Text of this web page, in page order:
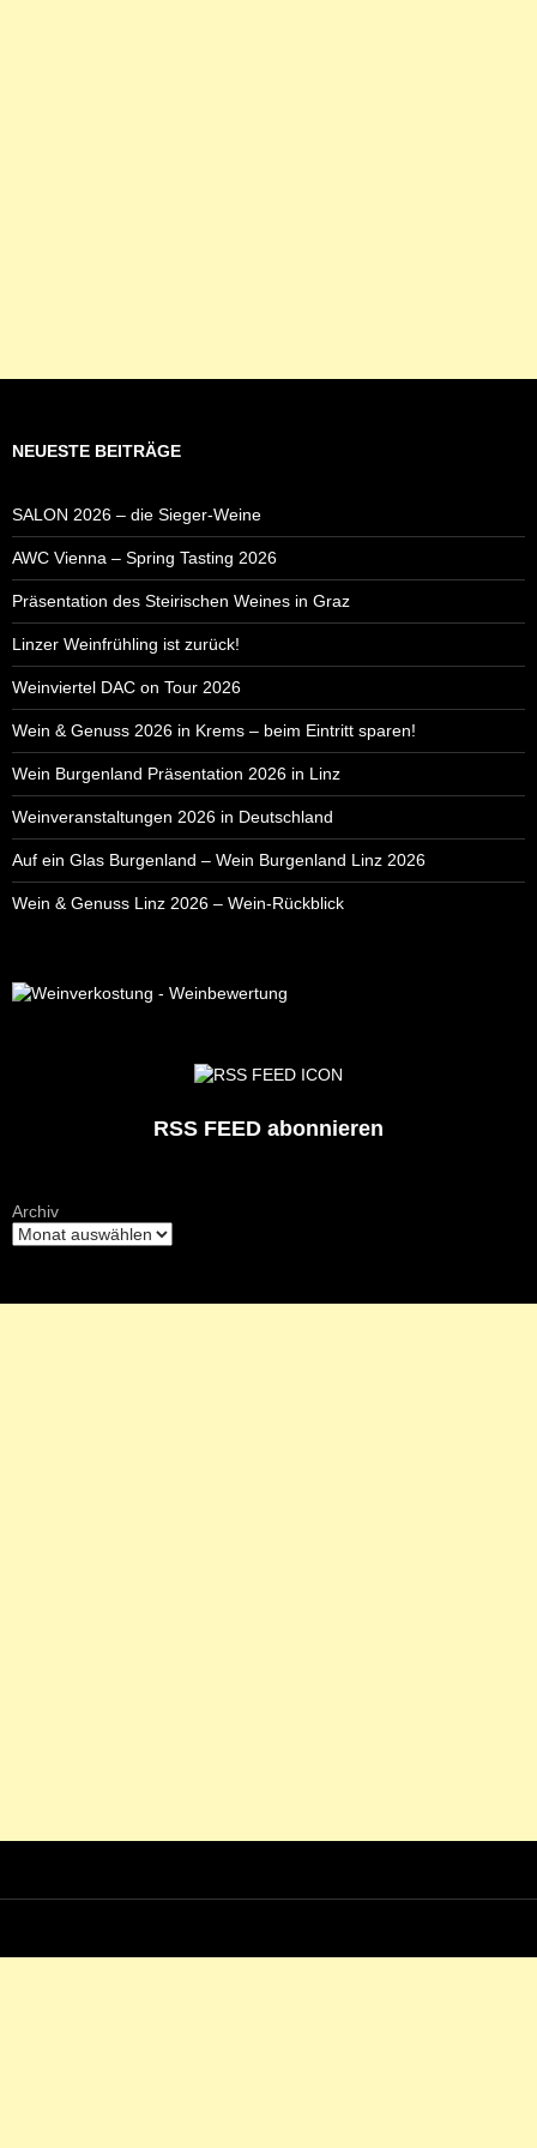
NEUESTE BEITRÄGE
SALON 2026 – die Sieger-Weine
AWC Vienna – Spring Tasting 2026
Präsentation des Steirischen Weines in Graz
Linzer Weinfrühling ist zurück!
Weinviertel DAC on Tour 2026
Wein & Genuss 2026 in Krems – beim Eintritt sparen!
Wein Burgenland Präsentation 2026 in Linz
Weinveranstaltungen 2026 in Deutschland
Auf ein Glas Burgenland – Wein Burgenland Linz 2026
Wein & Genuss Linz 2026 – Wein-Rückblick
RSS FEED abonnieren
Archiv